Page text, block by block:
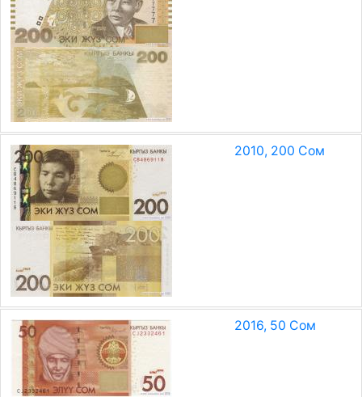
2010, 200 Сом
2016, 50 Сом